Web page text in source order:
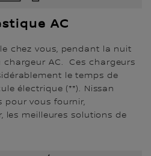
AC
chez vous, pendant la nuit
AC. Ces chargeurs
le temps de
électrique (**). Nissan
pour vous fournir,
les meilleures solutions de